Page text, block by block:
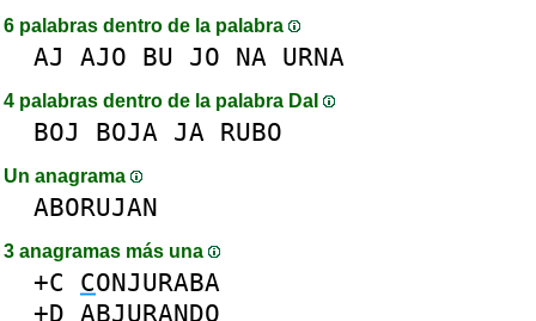
6 palabras dentro de la palabra
AJ AJO BU JO NA URNA
4 palabras dentro de la palabra DaI
BOJ BOJA JA RUBO
Un anagrama
ABORUJAN
3 anagramas más una
+C CONJURABA
+D ABJURANDO